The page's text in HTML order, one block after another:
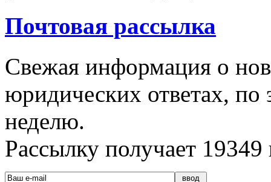
Почтовая рассылка
Свежая информация о
юридических ответах, по
неделю.
Рассылку получает 19349